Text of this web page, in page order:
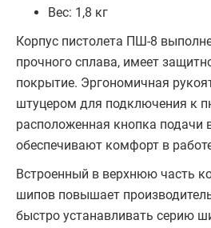
Вес: 1,8 кг
Корпус пистолета ПШ-8
прочного сплава, имеет
покрытие. Эргономичная
штуцером для подключения к
расположенная кнопка подачи
обеспечивают комфорт в
Встроенный в верхнюю часть
шипов повышает
быстро устанавливать серию